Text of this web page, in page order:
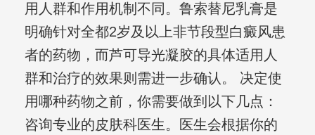
用人群和作用机制不同。鲁索替尼乳膏是
明确针对全都2岁及以上非节段型白癜风患
者的药物，而芦可导光凝胶的具体适用人
群和治疗的效果则需进一步确认。 决定使
用哪种药物之前，你需要做到以下几点：
咨询专业的皮肤科医生。医生会根据你的